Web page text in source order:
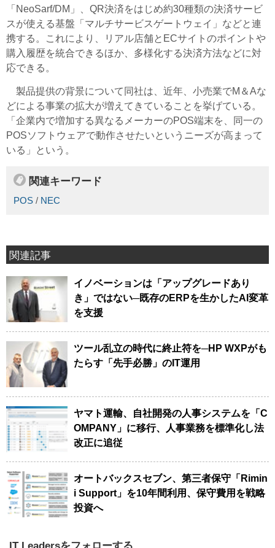
「NeoSarf/DM」、QR決済をはじめ約30種類の決済サービ
スが使える基盤「マルチサービスゲートウェイ」などと連
携する。これにより、リアル店舗とECサイトのポイントや
購入履歴を統合できるほか、多様化する決済方法などに対
応できる。
製品提供の背景について同社は、近年、小売業でM＆Aな
どによる事業の拡大が増えてきていることを挙げている。
「企業内で増加する異なるメーカーのPOS端末を、同一の
POSソフトウェアで動作させたいというニーズが高まって
いる」という。
関連キーワード
POS / NEC
関連記事
イノベーションは「アップグレードあり
き」ではない─既存のERPを生かしたAI変革
を支援
ツール乱立の時代に終止符を─HP WXPがも
たらす「先手必勝」のIT運用
ヤマト運輸、自社開発の人事システムを「C
OMPANY」に移行、人事業務を標準化し法
改正に追従
オートバックスセブン、第三者保守「Rimin
i Support」を10年間利用、保守費用を戦略
投資へ
IT Leadersをフォローする